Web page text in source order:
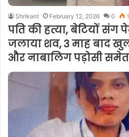
Shrikant February 12, 2026 0
पति की हत्या, बेटियों संग
जलाया शव, 3 माह बाद
और नाबालिग पड़ोसी समेत